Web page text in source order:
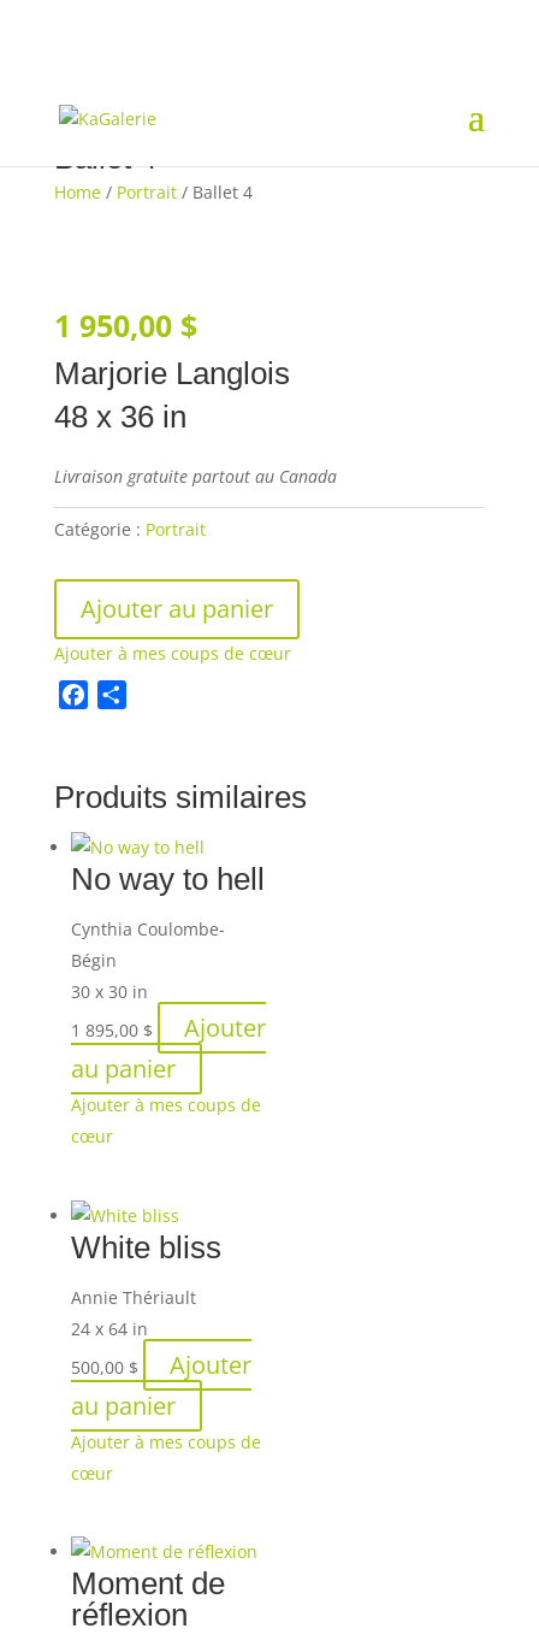
Ballet 4
Home/ Portrait/ Ballet 4
1 950,00 $
Marjorie Langlois
48 x 36 in
Livraison gratuite partout au Canada
Catégorie : Portrait
Ajouter au panier
Ajouter à mes coups de cœur
c
e
r
e
Produits similaires
No way to hell
Cynthia Coulombe-
Bégin
30 x 30 in
1 895,00 $
Ajouter
au panier
Ajouter à mes coups de
cœur
White bliss
Annie Thériault
24 x 64 in
500,00 $
Ajouter
au panier
Ajouter à mes coups de
cœur
Moment de
réflexion